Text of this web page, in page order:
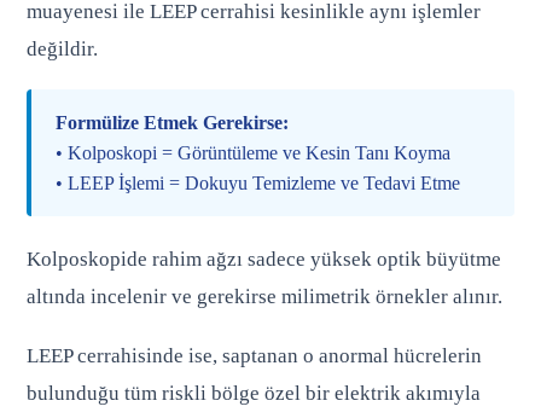
muayenesi ile LEEP cerrahisi kesinlikle aynı işlemler
değildir.
Formülize Etmek Gerekirse:
• Kolposkopi = Görüntüleme ve Kesin Tanı Koyma
• LEEP İşlemi = Dokuyu Temizleme ve Tedavi Etme
Kolposkopide rahim ağzı sadece yüksek optik büyütme
altında incelenir ve gerekirse milimetrik örnekler alınır.
LEEP cerrahisinde ise, saptanan o anormal hücrelerin
bulunduğu tüm riskli bölge özel bir elektrik akımıyla